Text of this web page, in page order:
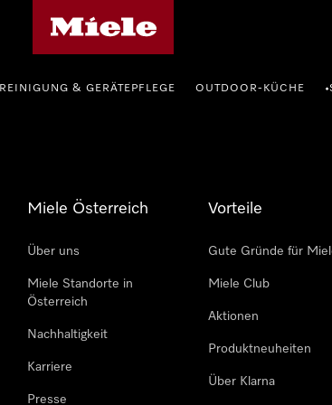
REINIGUNG & GERÄTEPFLEGE OUTDOOR-KÜCHE •
Miele Österreich
Über uns
Miele Standorte in
Österreich
Nachhaltigkeit
Karriere
Presse
Vorteile
Gute Gründe für
Miele Club
Aktionen
Produktneuheiten
Über Klarna